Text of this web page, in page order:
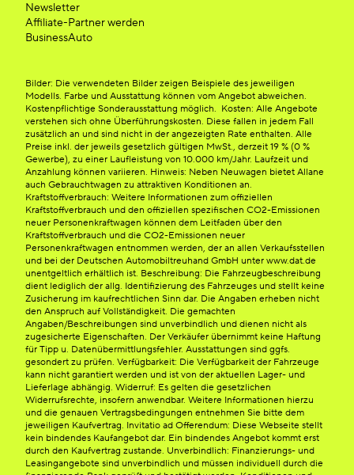
Newsletter
Affiliate-Partner werden
BusinessAuto
Bilder: Die verwendeten Bilder zeigen Beispiele des jeweiligen
Modells. Farbe und Ausstattung können vom Angebot abweichen.
Kostenpflichtige Sonderausstattung möglich. Kosten: Alle Angebote
verstehen sich ohne Überführungskosten. Diese fallen in jedem Fall
zusätzlich an und sind nicht in der angezeigten Rate enthalten. Alle
Preise inkl. der jeweils gesetzlich gültigen MwSt., derzeit 19 % (0 %
Gewerbe), zu einer Laufleistung von 10.000 km/Jahr. Laufzeit und
Anzahlung können variieren. Hinweis: Neben Neuwagen bietet Allane
auch Gebrauchtwagen zu attraktiven Konditionen an.
Kraftstoffverbrauch: Weitere Informationen zum offiziellen
Kraftstoffverbrauch und den offiziellen spezifischen CO2-Emissionen
neuer Personenkraftwagen können dem Leitfaden über den
Kraftstoffverbrauch und die CO2-Emissionen neuer
Personenkraftwagen entnommen werden, der an allen Verkaufsstellen
und bei der Deutschen Automobiltreuhand GmbH unter www.dat.de
unentgeltlich erhältlich ist. Beschreibung: Die Fahrzeugbeschreibung
dient lediglich der allg. Identifizierung des Fahrzeuges und stellt keine
Zusicherung im kaufrechtlichen Sinn dar. Die Angaben erheben nicht
den Anspruch auf Vollständigkeit. Die gemachten
Angaben/Beschreibungen sind unverbindlich und dienen nicht als
zugesicherte Eigenschaften. Der Verkäufer übernimmt keine Haftung
für Tipp u. Datenübermittlungsfehler. Ausstattungen sind ggfs.
gesondert zu prüfen. Verfügbarkeit: Die Verfügbarkeit der Fahrzeuge
kann nicht garantiert werden und ist von der aktuellen Lager- und
Lieferlage abhängig. Widerruf: Es gelten die gesetzlichen
Widerrufsrechte, insofern anwendbar. Weitere Informationen hierzu
und die genauen Vertragsbedingungen entnehmen Sie bitte dem
jeweiligen Kaufvertrag. Invitatio ad Offerendum: Diese Webseite stellt
kein bindendes Kaufangebot dar. Ein bindendes Angebot kommt erst
durch den Kaufvertrag zustande. Unverbindlich: Finanzierungs- und
Leasingangebote sind unverbindlich und müssen individuell durch die